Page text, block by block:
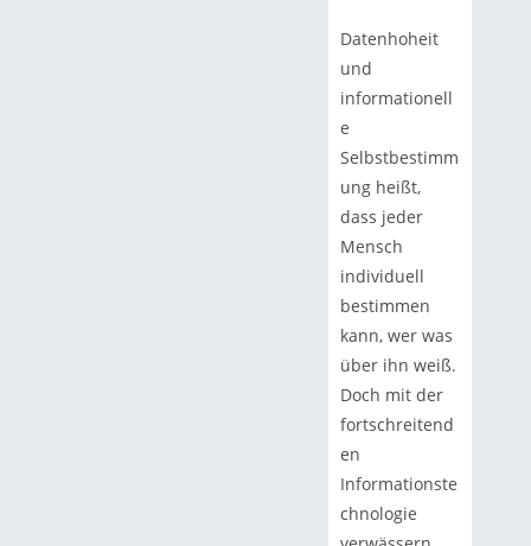
Datenhoheit
und
informationell
e
Selbstbestimm
ung heißt,
dass jeder
Mensch
individuell
bestimmen
kann, wer was
über ihn weiß.
Doch mit der
fortschreitend
en
Informationste
chnologie